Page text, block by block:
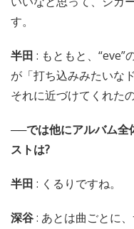
す。
半田 : もともと、“eve”
が「打ち込みみたいな
それに近づけてくれた
──では他にアルバム全
ストは?
半田 : くるりですね。
深谷: あとは曲ごとに